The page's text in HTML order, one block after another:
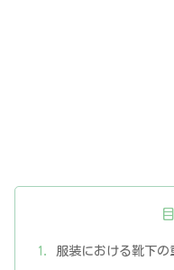
服装における靴下の